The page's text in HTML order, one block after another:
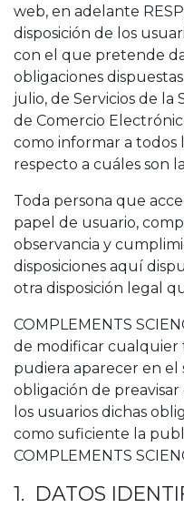
web, en adelante
disposición de los
con el que pretende
obligaciones
julio, de Servicios de la
de Comercio
como informar a todos
respecto a cuáles son
Toda persona que
papel de usuario,
observancia y
disposiciones aquí
otra disposición legal
COMPLEMENTS
de modificar cualquier
pudiera aparecer en el
obligación de
los usuarios dichas
como suficiente la
COMPLEMENTS
1. DATOS